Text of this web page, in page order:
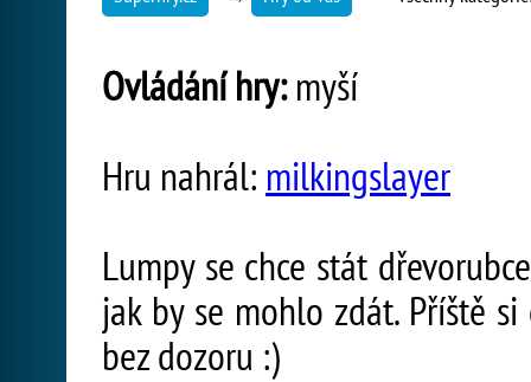
Ovládání hry:myší
Hru nahrál: milkingslayer
Lumpy se chce stát
jak by se mohlo zdát. Příště
bez dozoru :)